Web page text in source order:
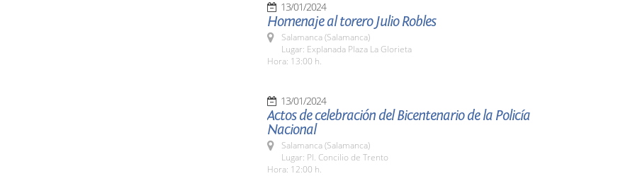
13/01/2024
Homenaje al torero Julio Robles
Salamanca (Salamanca)
Lugar: Explanada Plaza La Glorieta
Hora: 13:00 h.
13/01/2024
Actos de celebración del Bicentenario de la Policía
Nacional
Salamanca (Salamanca)
Lugar: Pl. Concilio de Trento
Hora: 12:00 h.